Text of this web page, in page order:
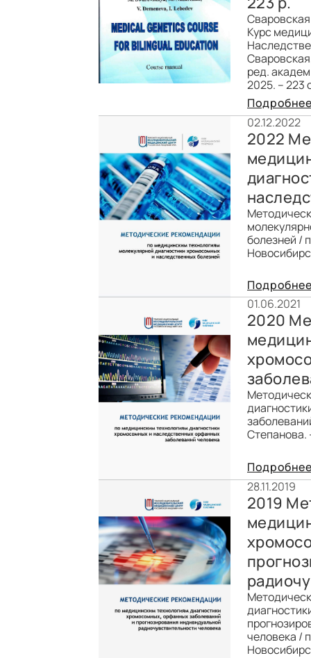
Курс
ред.
2025. – 223
02.12.2022
2022
болезней /
01.06.2021
2020
Степанова.
28.11.2019
2019
человека /